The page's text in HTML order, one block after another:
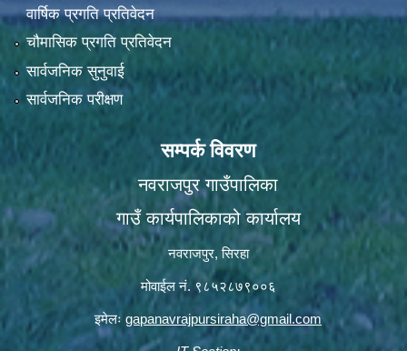
वार्षिक प्रगति प्रतिवेदन
चौमासिक प्रगति प्रतिवेदन
सार्वजनिक सुनुवाई
सार्वजनिक परीक्षण
सम्पर्क विवरण
नवराजपुर गाउँपालिका
गाउँ कार्यपालिकाको कार्यालय
नवराजपुर, सिरहा
मोवाईल नं. ९८५२८७९००६
इमेलः gapanavrajpursiraha@gmail.com